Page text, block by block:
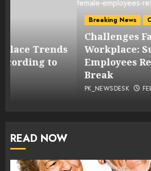
Career Advice
Challenges Faced by
Workplace: Supporting
Employees Returning to
FEBRUARY 26, 2023
READ NOW